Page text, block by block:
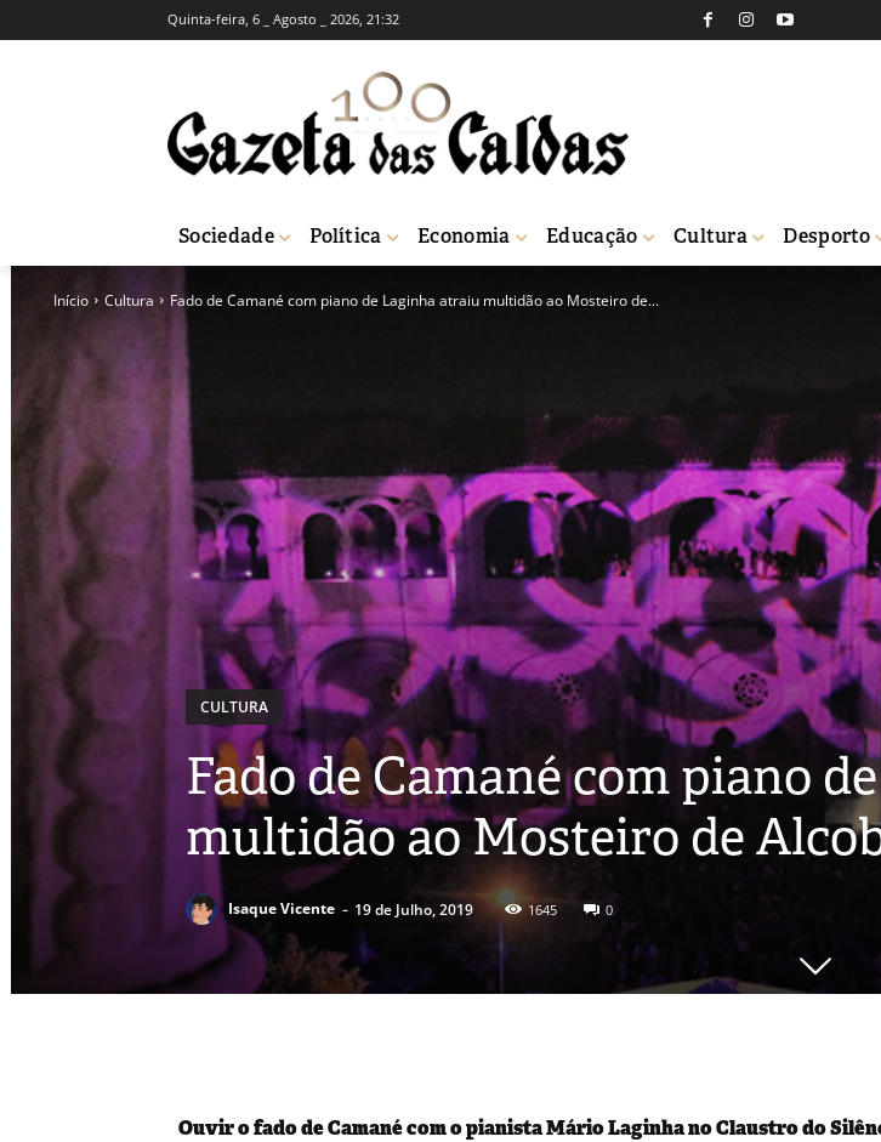
Quinta-feira, 6 _ Agosto _ 2026, 21:32
Sociedade Política Economia Educação Cultura Desporto
Início Cultura Fado de Camané com piano de Laginha atraiu multidão ao Mosteiro de...
CULTURA
Fado de Camané com piano
multidão ao Mosteiro de
Isaque Vicente - 19 de Julho, 2019 1645 0
Ouvir o fado de Camané com o pianista Mário Laginha no Claustro do